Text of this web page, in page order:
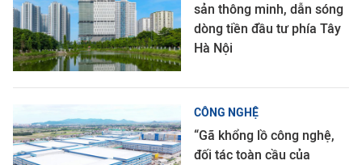
sản thông minh, dẫn sóng
dòng tiền đầu tư phía Tây
Hà Nội
CÔNG NGHỆ
“Gã khổng lồ công nghệ,
đối tác toàn cầu của